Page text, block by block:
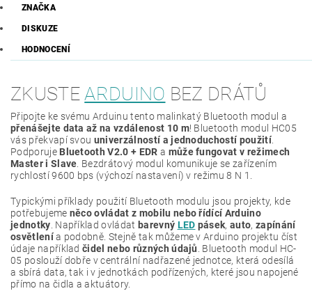
ZNAČKA
DISKUZE
HODNOCENÍ
ZKUSTEARDUINO BEZ DRÁTŮ
Připojte ke svému Arduinu tento malinkatý Bluetooth modul a
přenášejte data až na vzdálenost 10 m! Bluetooth modul HC05
vás překvapí svou univerzálností a jednoduchostí použití.
Podporuje Bluetooth V2.0 + EDR a může fungovat v režimech
Master i Slave. Bezdrátový modul komunikuje se zařízením
rychlostí 9600 bps (výchozí nastavení) v režimu 8 N 1.
Typickými příklady použití Bluetooth modulu jsou projekty, kde
potřebujeme něco ovládat z mobilu nebo řídící Arduino
jednotky. Například ovládat barevný LED pásek,auto, zapínání
osvětlenía podobně. Stejně tak můžeme v Arduino projektu číst
údaje napříkladčidel nebo různých údajů. Bluetooth modul HC-
05 poslouží dobře v centrální nadřazené jednotce, která odesílá
a sbírá data, tak i v jednotkách podřízených, které jsou napojené
přímo na čidla a aktuátory.